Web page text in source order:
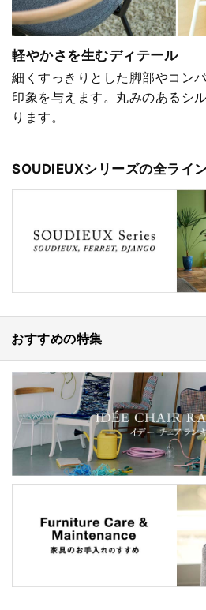
軽やかさを生むディテール
細くすっきりとした脚部やコン
印象を与えます。丸みのあるシ
ります。
SOUDIEUXシリーズの全ライ
おすすめの特集